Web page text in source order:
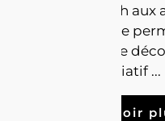
de 10h à 17h
du Nec. Elle
Marliens de
tissu associatif ...
En savoir